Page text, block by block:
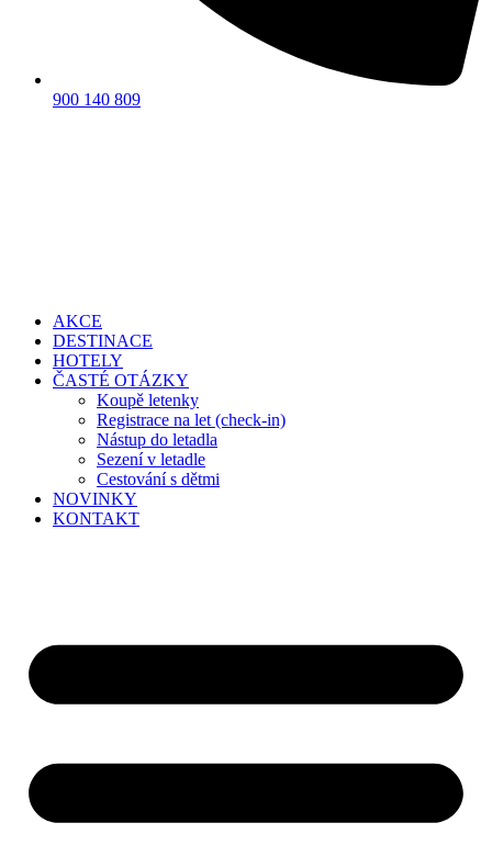
900 140 809
AKCE
DESTINACE
HOTELY
ČASTÉ OTÁZKY
Koupě letenky
Registrace na let (check-in)
Nástup do letadla
Sezení v letadle
Cestování s dětmi
NOVINKY
KONTAKT